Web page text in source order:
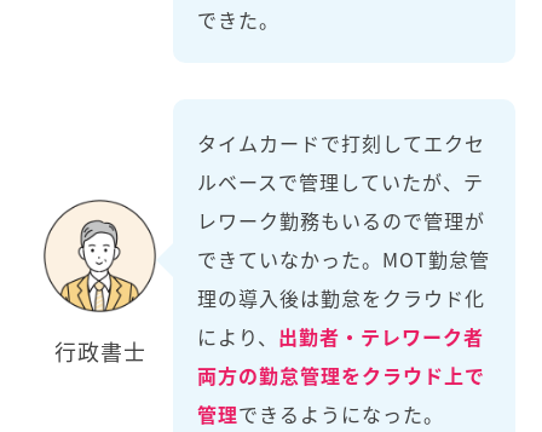
できた。
行政書士
タイムカードで打刻してエクセ
ルベースで管理していたが、テ
レワーク勤務もいるので管理が
できていなかった。MOT勤怠管
理の導入後は勤怠をクラウド化
により、 出勤者・テレワーク者
両方の勤怠管理をクラウド上で
管理できるようになった。